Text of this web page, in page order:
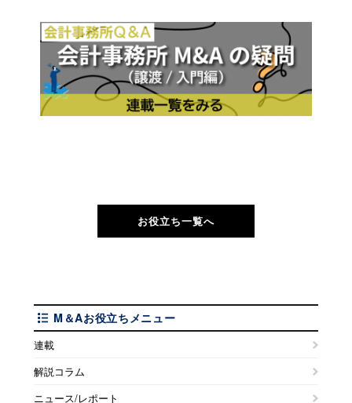
お役立ち一覧へ
M＆Aお役立ちメニュー
連載
解説コラム
ニュース/レポート